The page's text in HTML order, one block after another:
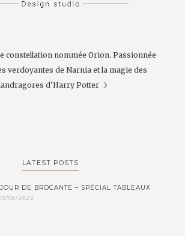
constellation nommée Orion. Passionnée
verdoyantes de Narnia et la magie des
d'Harry Potter ☽
LATEST POSTS
JOUR DE BROCANTE – SPÉCIAL TABLEAUX
18/06/2022